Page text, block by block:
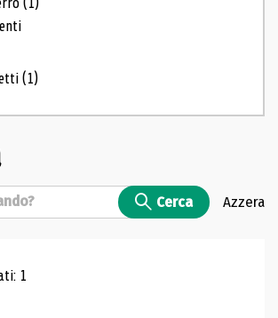
(1)
Cerca Azzera
di ricerca
1